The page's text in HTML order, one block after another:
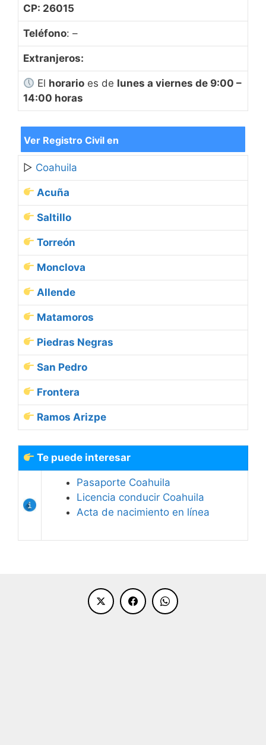
CP: 26015
Teléfono: –
Extranjeros:
El horario es de lunes a viernes de 9:00 –
14:00 horas
Ver Registro Civil en
▷ Coahuila
Acuña
Saltillo
Torreón
Monclova
Allende
Matamoros
Piedras Negras
San Pedro
Frontera
Ramos Arizpe
Te puede interesar
Pasaporte Coahuila
Licencia conducir Coahuila
Acta de nacimiento en línea